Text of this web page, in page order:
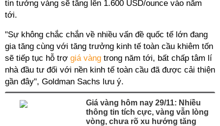
tin tưởng vàng sẽ tăng lên 1.600 USD/ounce vào năm
tới.
"Sự không chắc chắn về nhiều vấn đề quốc tế lớn đang
gia tăng cùng với tăng trưởng kinh tế toàn cầu khiêm tốn
sẽ tiếp tục hỗ trợ giá vàng trong năm tới, bất chấp tâm lí
nhà đầu tư đối với nền kinh tế toàn cầu đã được cải thiện
gần đây", Goldman Sachs lưu ý.
Giá vàng hôm nay 29/11: Nhiều
thông tin tích cực, vàng vẫn lòng
vòng, chưa rõ xu hướng tăng